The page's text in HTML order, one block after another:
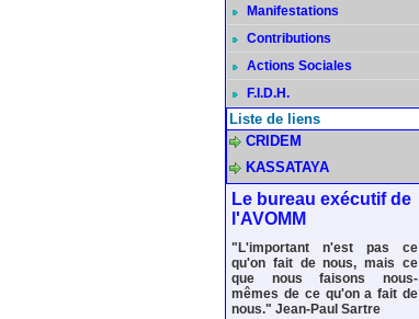
Manifestations
Contributions
Actions Sociales
F.I.D.H.
Liste de liens
CRIDEM
KASSATAYA
Le bureau exécutif de
l'AVOMM
"L'important n'est pas ce
qu'on fait de nous, mais ce
que nous faisons nous-
mêmes de ce qu'on a fait de
nous." Jean-Paul Sartre